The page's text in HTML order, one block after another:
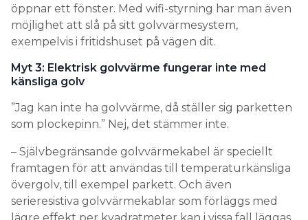
öppnar ett fönster. Med wifi-styrning har man även
möjlighet att slå på sitt golvvärmesystem,
exempelvis i fritidshuset på vägen dit.
Myt 3: Elektrisk golvvärme fungerar inte med
känsliga golv
”Jag kan inte ha golvvärme, då ställer sig parketten
som plockepinn.” Nej, det stämmer inte.
– Självbegränsande golvvärmekabel är speciellt
framtagen för att användas till temperaturkänsliga
övergolv, till exempel parkett. Och även
serieresistiva golvvärmekablar som förläggs med